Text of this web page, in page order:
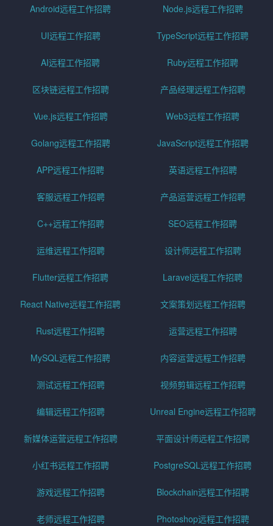
Android远程工作招聘 Node.js远程工作招聘
UI远程工作招聘 TypeScript远程工作招聘
AI远程工作招聘 Ruby远程工作招聘
区块链远程工作招聘 产品经理远程工作招聘
Vue.js远程工作招聘 Web3远程工作招聘
Golang远程工作招聘 JavaScript远程工作招聘
APP远程工作招聘 英语远程工作招聘
客服远程工作招聘 产品运营远程工作招聘
C++远程工作招聘 SEO远程工作招聘
运维远程工作招聘 设计师远程工作招聘
Flutter远程工作招聘 Laravel远程工作招聘
React Native远程工作招聘 文案策划远程工作招聘
Rust远程工作招聘 运营远程工作招聘
MySQL远程工作招聘 内容运营远程工作招聘
测试远程工作招聘 视频剪辑远程工作招聘
编辑远程工作招聘 Unreal Engine远程工作招聘
新媒体运营远程工作招聘 平面设计师远程工作招聘
小红书远程工作招聘 PostgreSQL远程工作招聘
游戏远程工作招聘 Blockchain远程工作招聘
老师远程工作招聘 Photoshop远程工作招聘